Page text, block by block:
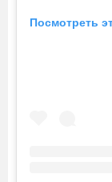
Посмотреть